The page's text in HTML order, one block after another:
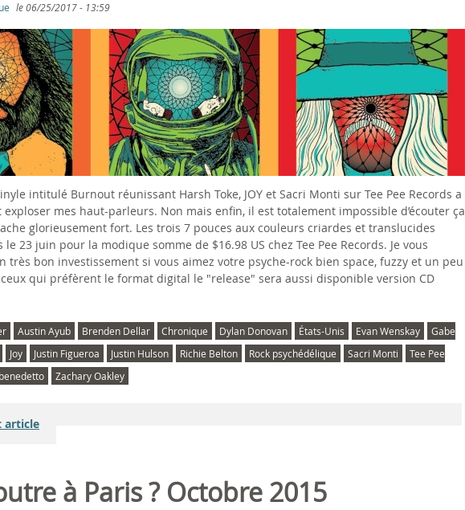
le06/25/2017 - 13:59
intitulé Burnout réunissant Harsh Toke, JOY et Sacri Monti sur Tee Pee Records a
mes haut-parleurs. Non mais enfin, il est totalement impossible d’écouter ça
glorieusement fort. Les trois 7 pouces aux couleurs criardes et translucides
23 juin pour la modique somme de $16.98 US chez Tee Pee Records. Je vous
très bon investissement si vous aimez votre psyche-rock bien space, fuzzy et un peu
qui préfèrent le format digital le "release" sera aussi disponible version CD
Austin Ayub Brenden Dellar Chronique Dylan Donovan États-Unis Evan Wenskay
Gabe
Joy Justin Figueroa Justin Hulson Richie Belton Rock psychédélique Sacri Monti
Tee Pee
Zachary Oakley
article
à Paris ? Octobre 2015